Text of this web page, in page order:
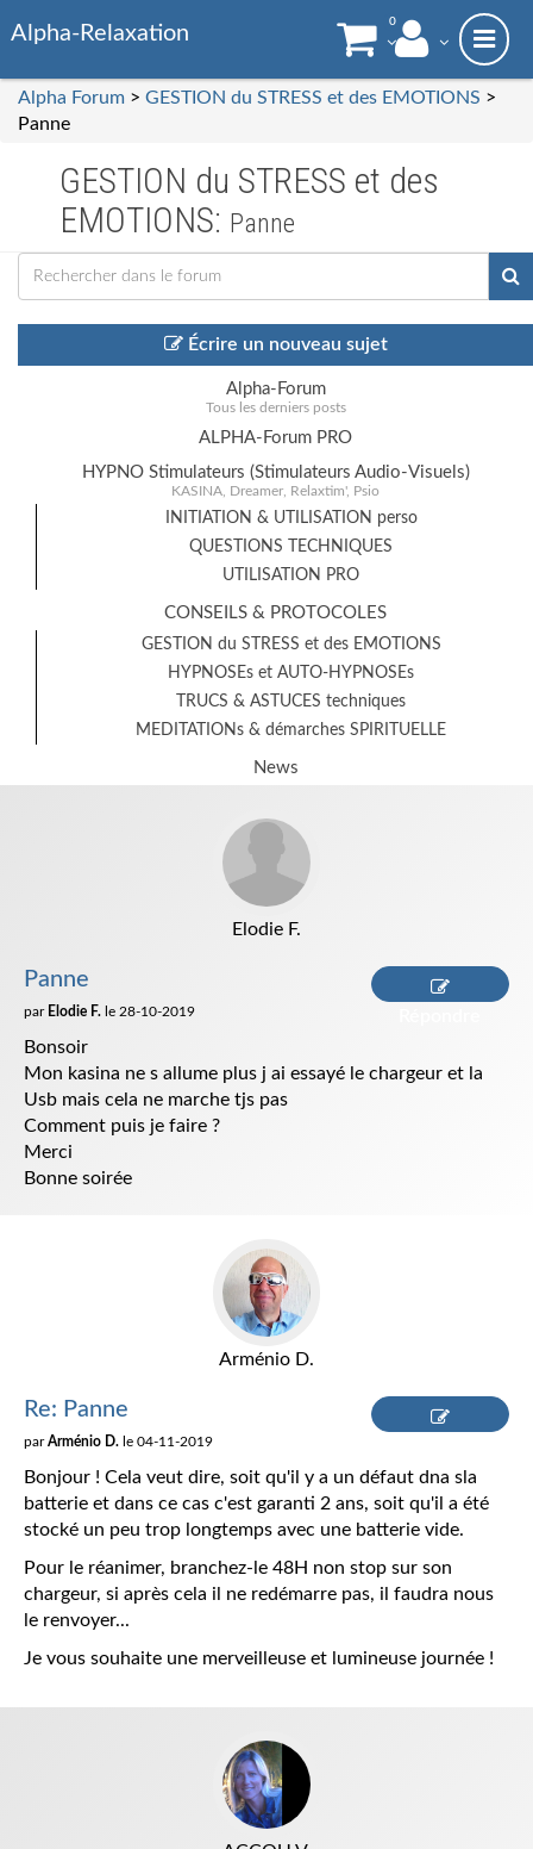
Alpha-Relaxation 0
Alpha Forum > GESTION du STRESS et des EMOTIONS >
Panne
GESTION du STRESS et des
EMOTIONS: Panne
Écrire un nouveau sujet
Alpha-Forum
Tous les derniers posts
ALPHA-Forum PRO
HYPNO Stimulateurs (Stimulateurs Audio-Visuels)
KASINA, Dreamer, Relaxtim', Psio
INITIATION & UTILISATION perso
QUESTIONS TECHNIQUES
UTILISATION PRO
CONSEILS & PROTOCOLES
GESTION du STRESS et des EMOTIONS
HYPNOSEs et AUTO-HYPNOSEs
TRUCS & ASTUCES techniques
MEDITATIONs & démarches SPIRITUELLE
News
Elodie F.
Panne
par Elodie F. le 28-10-2019
Bonsoir
Mon kasina ne s allume plus j ai essayé le chargeur et la
Usb mais cela ne marche tjs pas
Comment puis je faire ?
Merci
Bonne soirée
Arménio D.
Re: Panne
parArménio D. le 04-11-2019
Bonjour ! Cela veut dire, soit qu'il y a un défaut dna sla
batterie et dans ce cas c'est garanti 2 ans, soit qu'il a été
stocké un peu trop longtemps avec une batterie vide.
Pour le réanimer, branchez-le 48H non stop sur son
chargeur, si après cela il ne redémarre pas, il faudra nous
le renvoyer...
Je vous souhaite une merveilleuse et lumineuse journée !